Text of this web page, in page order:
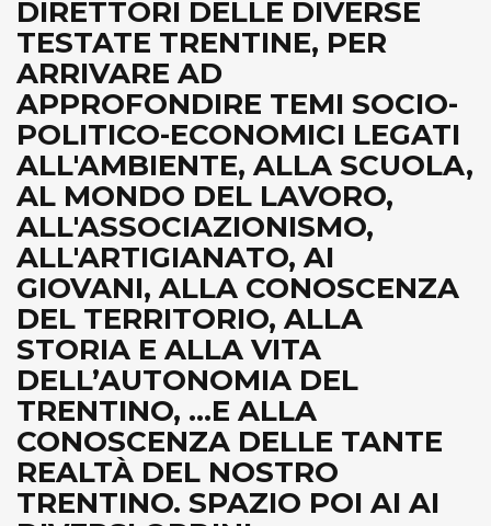
DIRETTORI DELLE DIVERSE
TESTATE TRENTINE, PER
ARRIVARE AD
APPROFONDIRE TEMI SOCIO-
POLITICO-ECONOMICI LEGATI
ALL'AMBIENTE, ALLA SCUOLA,
AL MONDO DEL LAVORO,
ALL'ASSOCIAZIONISMO,
ALL'ARTIGIANATO, AI
GIOVANI, ALLA CONOSCENZA
DEL TERRITORIO, ALLA
STORIA E ALLA VITA
DELL’AUTONOMIA DEL
TRENTINO, ...E ALLA
CONOSCENZA DELLE TANTE
REALTÀ DEL NOSTRO
TRENTINO. SPAZIO POI AI AI